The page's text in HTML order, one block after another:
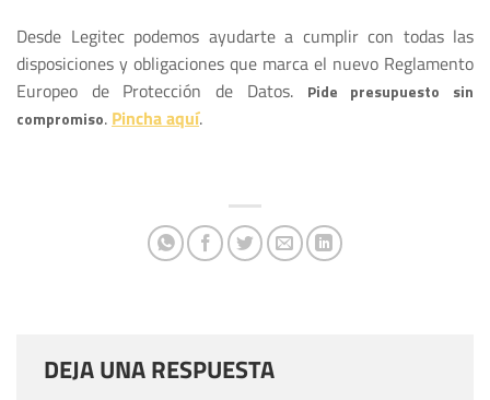
Desde Legitec podemos ayudarte a cumplir con todas las
disposiciones y obligaciones que marca el nuevo Reglamento
Europeo de Protección de Datos.
Pide presupuesto sin
compromiso. Pincha aquí.
DEJA UNA RESPUESTA